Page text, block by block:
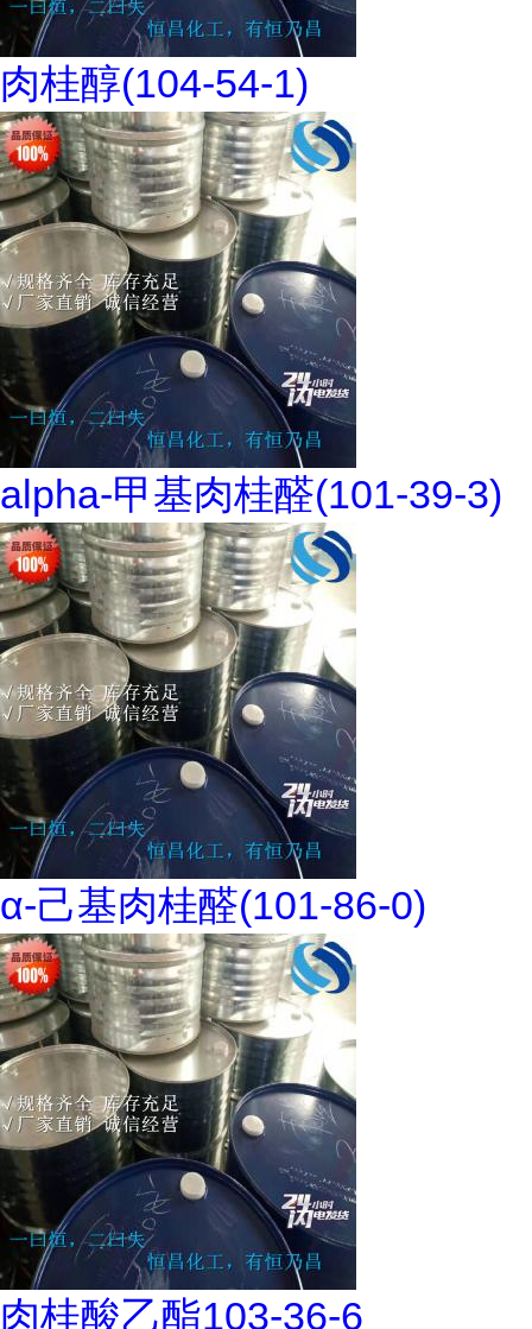
肉桂醇(104-54-1)
alpha-甲基肉桂醛(101-39-3)
α-己基肉桂醛(101-86-0)
肉桂酸乙酯103-36-6